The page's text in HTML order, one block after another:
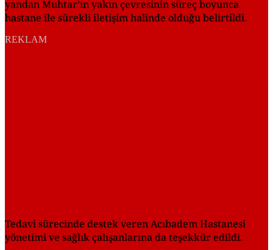
yandan Muhtar’ın yakın çevresinin süreç boyunca
hastane ile sürekli iletişim halinde olduğu belirtildi.
REKLAM
Tedavi sürecinde destek veren Acıbadem Hastanesi
yönetimi ve sağlık çalışanlarına da teşekkür edildi.